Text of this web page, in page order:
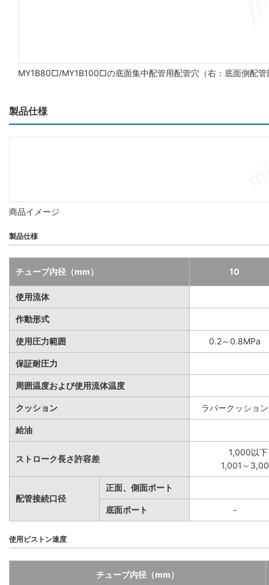
MY1B80□/MY1B100□の底面集中配管用配管穴（右：底面側配管
製品仕様
商品イメージ
製品仕様
チューブ内径（mm） 10
使用流体
作動形式
使用圧力範囲 0.2～0.8MPa
保証耐圧力
周囲温度および使用流体温度
クッション ラバークッション
給油
ストローク長さ許容差
1,000以
1,001～
配管接続口径
正面、側面ポート
底面ポート -
使用ピストン速度
チューブ内径（mm）